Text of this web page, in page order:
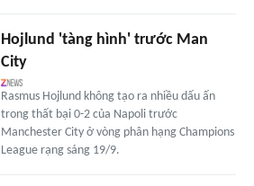
Hojlund 'tàng hình' trước Man
City
Rasmus Hojlund không tạo ra nhiều dấu ấn
trong thất bại 0-2 của Napoli trước
Manchester City ở vòng phân hạng Champions
League rạng sáng 19/9.